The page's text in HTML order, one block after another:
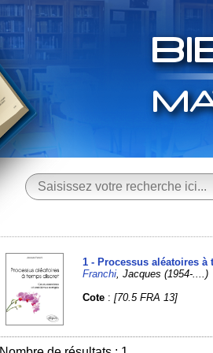
1 - Processus aléatoires à
Franchi , Jacques (1954-....)
Cote :[70.5 FRA 13]